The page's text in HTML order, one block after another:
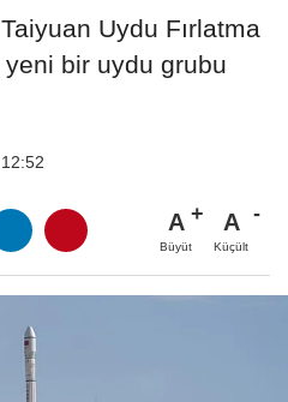
Uydu Fırlatma
bir uydu grubu
A
Büyüt
A
Küçült